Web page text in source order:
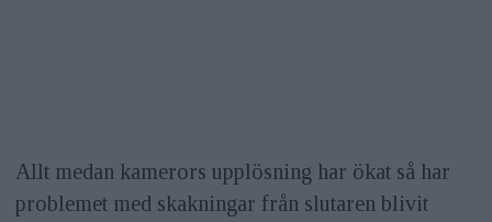
Allt medan kamerors upplösning har ökat så har
problemet med skakningar från slutaren blivit